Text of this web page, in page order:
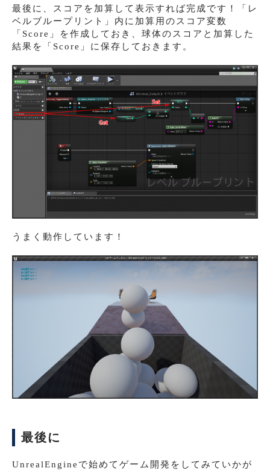
最後に、スコアを加算して表示すれば完成です！「レ
ベルブループリント」内に加算用のスコア変数
「Score」を作成しておき、球体のスコアと加算した
結果を「Score」に保存しておきます。
うまく動作しています！
最後に
UnrealEngineで始めてゲーム開発をしてみていかが